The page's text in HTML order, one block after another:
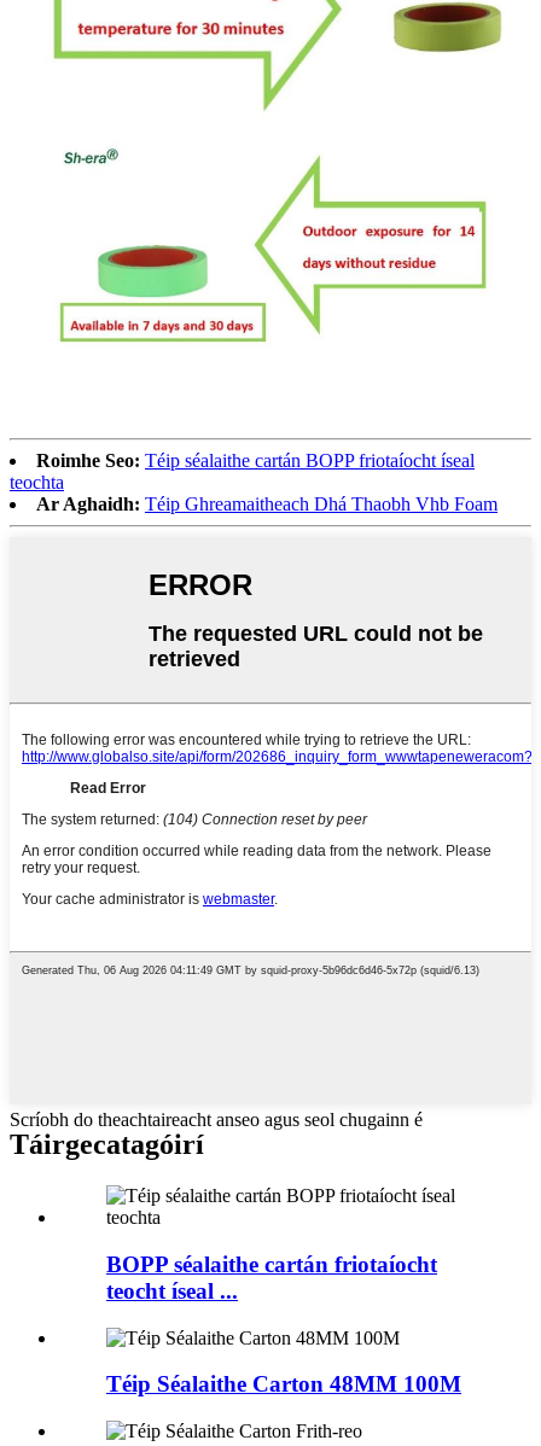
Roimhe Seo: Téip séalaithe cartán BOPP friotaíocht íseal
teochta
Ar Aghaidh: Téip Ghreamaitheach Dhá Thaobh Vhb Foam
Scríobh do theachtaireacht anseo agus seol chugainn é
Táirgecatagóirí
BOPP séalaithe cartán friotaíocht
teocht íseal ...
Téip Séalaithe Carton 48MM 100M